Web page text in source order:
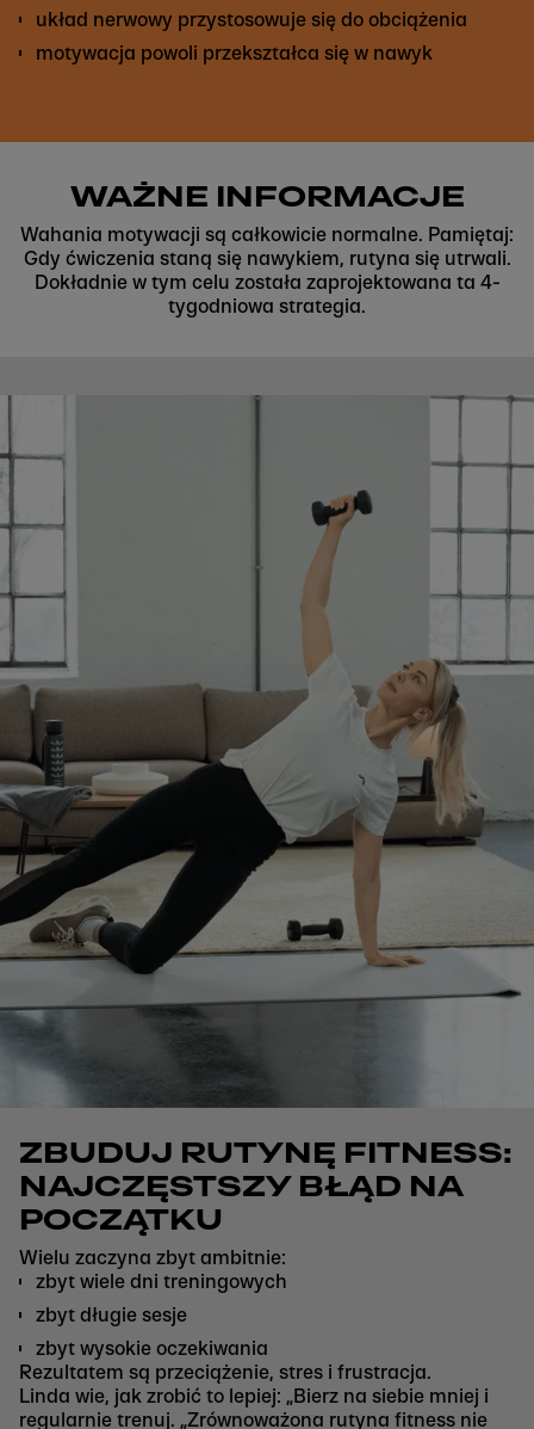
układ nerwowy przystosowuje się do obciążenia
motywacja powoli przekształca się w nawyk
WAŻNE INFORMACJE
Wahania motywacji są całkowicie normalne. Pamiętaj:
Gdy ćwiczenia staną się nawykiem, rutyna się utrwali.
Dokładnie w tym celu została zaprojektowana ta 4-
tygodniowa strategia.
ZBUDUJ RUTYNĘ FITNESS:
NAJCZĘSTSZY BŁĄD NA
POCZĄTKU
Wielu zaczyna zbyt ambitnie:
zbyt wiele dni treningowych
zbyt długie sesje
zbyt wysokie oczekiwania
Rezultatem są przeciążenie, stres i frustracja.
Linda wie, jak zrobić to lepiej: „Bierz na siebie mniej i
regularnie trenuj. „Zrównoważona rutyna fitness nie